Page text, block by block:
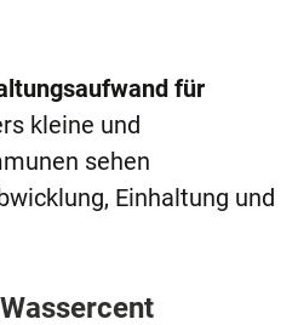
für
kleine und
sehen
Einhaltung und